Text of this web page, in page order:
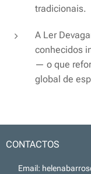
tradicionais.
A Ler
conhecidos
— o que
global de
CONTACTOS
📧 Email: